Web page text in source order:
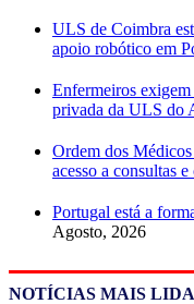
ULS de Coimbra
apoio robótico em
Enfermeiros exigem
privada da ULS do
Ordem dos
acesso a consultas
Portugal está a
Agosto, 2026
NOTÍCIAS MAIS